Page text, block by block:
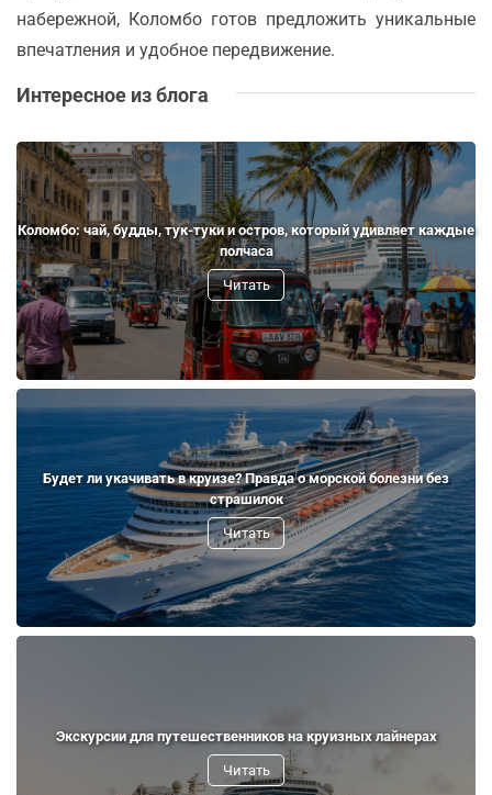
набережной, Коломбо готов предложить уникальные
впечатления и удобное передвижение.
Интересное из блога
Коломбо: чай, будды, тук-туки и остров, который удивляет каждые
полчаса
Читать
Будет ли укачивать в круизе? Правда о морской болезни без
страшилок
Читать
Экскурсии для путешественников на круизных лайнерах
Читать